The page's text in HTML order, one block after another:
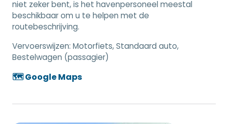
niet zeker bent, is het havenpersoneel meestal
beschikbaar om u te helpen met de
routebeschrijving.
Vervoerswijzen: Motorfiets, Standaard auto,
Bestelwagen (passagier)
🗺️ Google Maps